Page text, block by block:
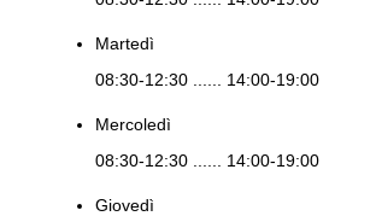
Martedì
08:30-12:30 ...... 14:00-19:00
Mercoledì
08:30-12:30 ...... 14:00-19:00
Giovedì